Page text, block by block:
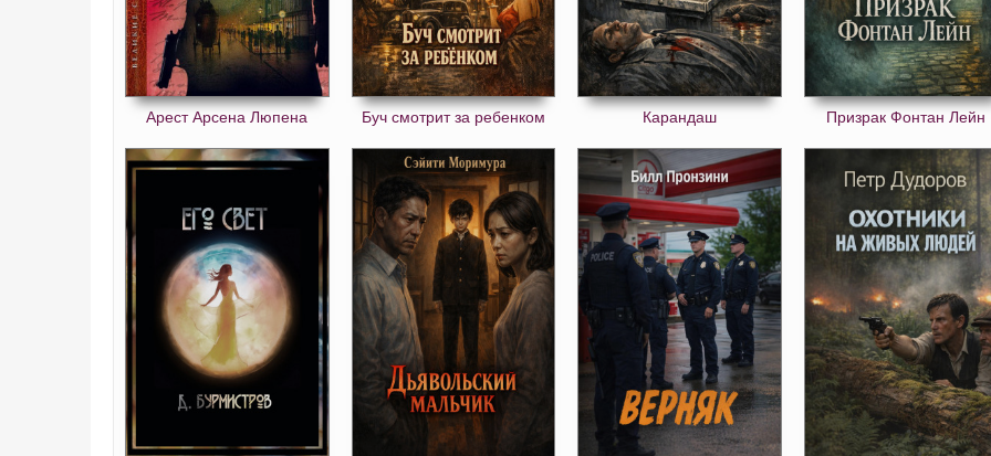
1506
Арест Арсена Люпена Буч смотрит за ребенком Карандаш Призрак Фонтан Лейн